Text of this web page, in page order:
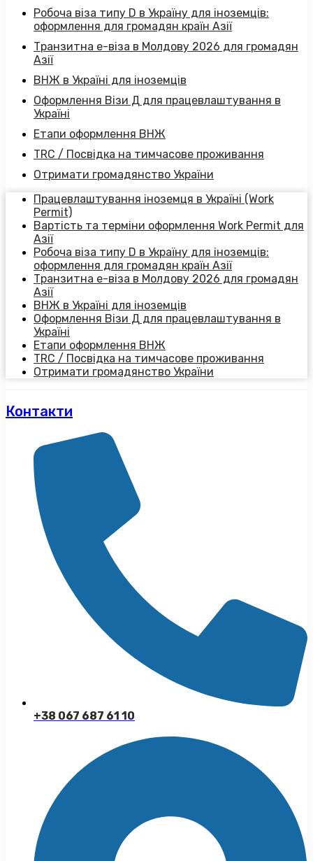
Робоча віза типу D в Україну для іноземців:
оформлення для громадян країн Азії
Транзитна е-віза в Молдову 2026 для громадян
Азії
ВНЖ в Україні для іноземців
Оформлення Візи Д для працевлаштування в
Україні
Етапи оформлення ВНЖ
TRC / Посвідка на тимчасове проживання
Отримати громадянство України
Працевлаштування іноземця в Україні (Work
Permit)
Вартість та терміни оформлення Work Permit для
Азії
Робоча віза типу D в Україну для іноземців:
оформлення для громадян країн Азії
Транзитна е-віза в Молдову 2026 для громадян
Азії
ВНЖ в Україні для іноземців
Оформлення Візи Д для працевлаштування в
Україні
Етапи оформлення ВНЖ
TRC / Посвідка на тимчасове проживання
Отримати громадянство України
Контакти
+38 067 687 61 10